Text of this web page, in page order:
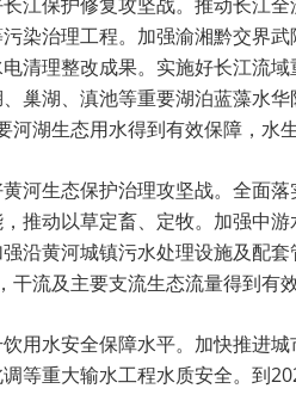
染治理工程。加强渝湘黔交界
清理整改成果。实施好长江流
巢湖、滇池等重要湖泊蓝藻水
河湖生态用水得到有效保障，水
黄河生态保护治理攻坚战。全面
推动以草定畜、定牧。加强中
沿黄河城镇污水处理设施及配
干流及主要支流生态流量得到有
饮用水安全保障水平。加快推进
等重大输水工程水质安全。到